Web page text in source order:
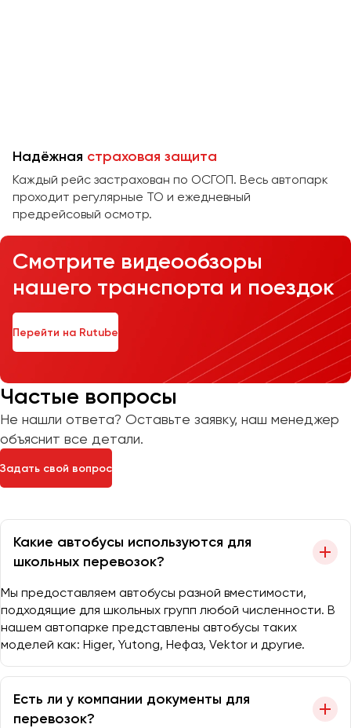
Надёжная страховая защита
Каждый рейс застрахован по ОСГОП. Весь автопарк
проходит регулярные ТО и ежедневный
предрейсовый осмотр.
Смотрите видеообзоры
нашего транспорта и поездок
Перейти на Rutube
Частые вопросы
Не нашли ответа? Оставьте заявку, наш менеджер
объяснит все детали.
Задать свой вопрос
Какие автобусы используются для
школьных перевозок?
Мы предоставляем автобусы разной вместимости,
подходящие для школьных групп любой численности. В
нашем автопарке представлены автобусы таких
моделей как: Higer, Yutong, Нефаз, Vektor и другие.
Есть ли у компании документы для
перевозок?